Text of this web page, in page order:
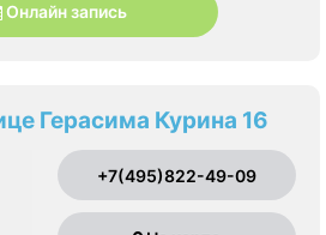
Онлайн запись
Герасима Курина 16
+7(495)822-49-09